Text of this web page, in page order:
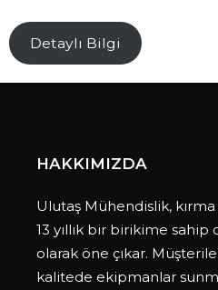
Detaylı Bilgi
HAKKIMIZDA
Ulutaş Mühendislik,
13 yıllık bir birikime
olarak öne çıkar.
kalitede ekipmanlar